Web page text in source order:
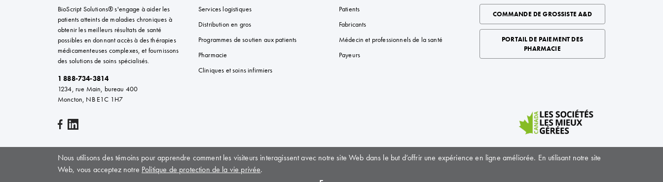
Nous utilisons des témoins pour apprendre comment les visiteurs interagissent avec notre site Web dans le but d’offrir une expérience en ligne améliorée. En utilisant notre site
Web, vous acceptez notre Politique de protection de la vie privée.
BioScript Solutions® s'engage à aider les
patients atteints de maladies chroniques à
obtenir les meilleurs résultats de santé
possibles en donnant accès à des thérapies
médicamenteuses complexes, et fournissons
des solutions de soins spécialisés.
1 888-734-3814
1234, rue Main, bureau 400
Moncton, NB E1C 1H7
Services logistiques
Distribution en gros
Programmes de soutien aux patients
Pharmacie
Cliniques et soins infirmiers
Patients
Fabricants
Médecin et professionnels de la santé
Payeurs
COMMANDE DE GROSSISTE A&D
PORTAIL DE PAIEMENT DES
PHARMACIE
À propos du Bioscript Solutions|Carrières|Sitemap|Politique de protection de la vie privée